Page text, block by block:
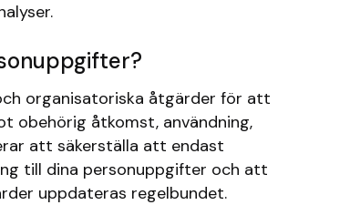
organisatoriska åtgärder för att
obehörig åtkomst, användning,
att säkerställa att endast
till dina personuppgifter och att
uppdateras regelbundet.